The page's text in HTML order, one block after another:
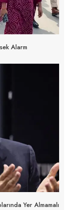
Alarm
Yer Almamalı